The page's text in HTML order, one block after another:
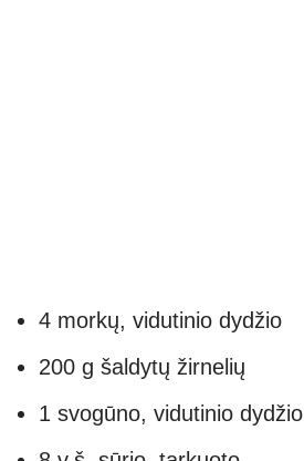
4 morkų, vidutinio dydžio
200 g šaldytų žirnelių
1 svogūno, vidutinio dydžio